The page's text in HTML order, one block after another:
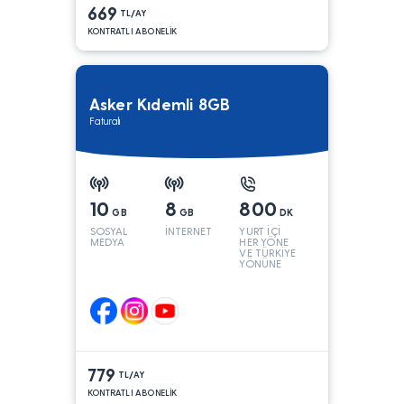
669 TL/AY
KONTRATLI ABONELİK
Asker Kıdemli 8GB
Faturalı
10 GB
SOSYAL
MEDYA
8 GB
İNTERNET
800 DK
YURT İÇİ
HER YÖNE
VE TÜRKİYE
YÖNÜNE
779 TL/AY
KONTRATLI ABONELİK